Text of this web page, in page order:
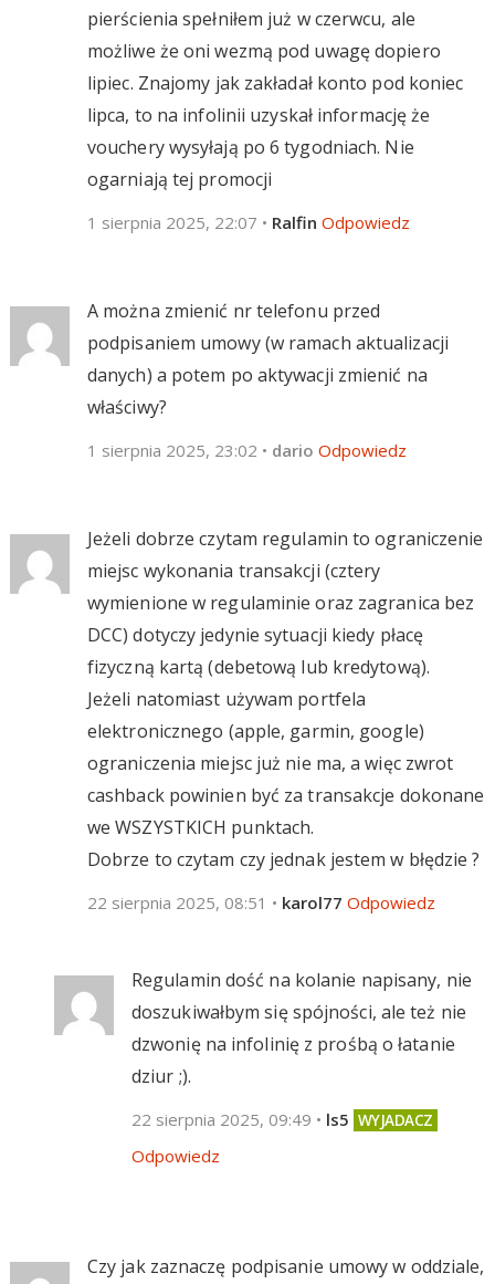
pierścienia spełniłem już w czerwcu, ale
możliwe że oni wezmą pod uwagę dopiero
lipiec. Znajomy jak zakładał konto pod koniec
lipca, to na infolinii uzyskał informację że
vouchery wysyłają po 6 tygodniach. Nie
ogarniają tej promocji
1 sierpnia 2025, 22:07 • Ralfin Odpowiedz
A można zmienić nr telefonu przed
podpisaniem umowy (w ramach aktualizacji
danych) a potem po aktywacji zmienić na
właściwy?
1 sierpnia 2025, 23:02 • dario Odpowiedz
Jeżeli dobrze czytam regulamin to ograniczenie
miejsc wykonania transakcji (cztery
wymienione w regulaminie oraz zagranica bez
DCC) dotyczy jedynie sytuacji kiedy płacę
fizyczną kartą (debetową lub kredytową).
Jeżeli natomiast używam portfela
elektronicznego (apple, garmin, google)
ograniczenia miejsc już nie ma, a więc zwrot
cashback powinien być za transakcje dokonane
we WSZYSTKICH punktach.
Dobrze to czytam czy jednak jestem w błędzie ?
22 sierpnia 2025, 08:51 • karol77 Odpowiedz
Regulamin dość na kolanie napisany, nie
doszukiwałbym się spójności, ale też nie
dzwonię na infolinię z prośbą o łatanie
dziur ;).
22 sierpnia 2025, 09:49 • ls5
Odpowiedz
Czy jak zaznaczę podpisanie umowy w oddziale,